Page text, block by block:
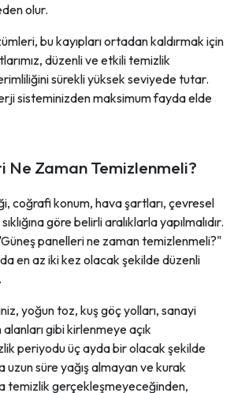
olur.
bu kayıpları ortadan kaldırmak için
düzenli ve etkili temizlik
sürekli yüksek seviyede tutar.
sisteminizden maksimum fayda elde
Ne Zaman Temizlenmeli?
coğrafi konum, hava şartları, çevresel
göre belirli aralıklarla yapılmalıdır.
panelleri ne zaman temizlenmeli?"
en az iki kez olacak şekilde düzenli
yoğun toz, kuş göç yolları, sanayi
gibi kirlenmeye açık
periyodu üç ayda bir olacak şekilde
uzun süre yağış almayan ve kurak
temizlik gerçekleşmeyeceğinden,